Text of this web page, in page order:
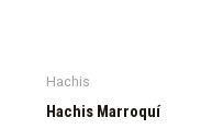
Hachis
Hachis Marroquí